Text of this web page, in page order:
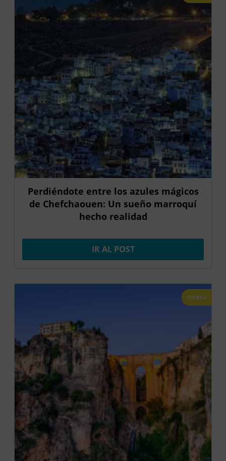
Perdiéndote entre los azules mágicos
de Chefchaouen: Un sueño marroquí
hecho realidad
IR AL POST
OFERTA